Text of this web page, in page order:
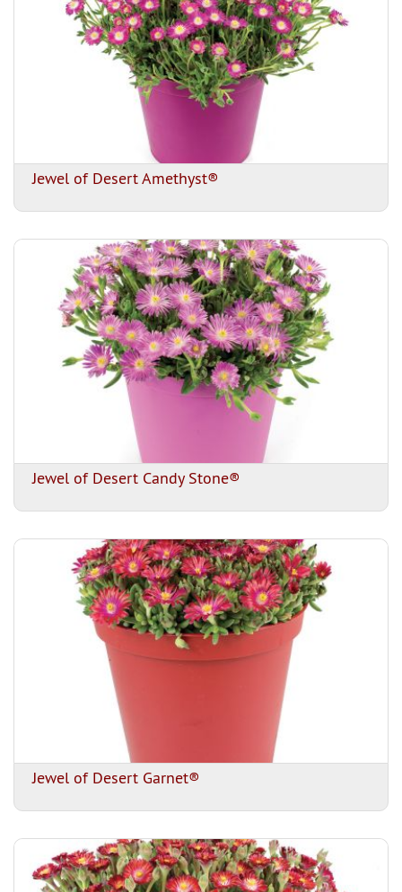
Jewel of Desert Amethyst®
Jewel of Desert Candy Stone®
Jewel of Desert Garnet®